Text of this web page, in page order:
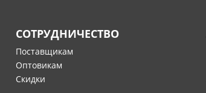
СОТРУДНИЧЕСТВО
Поставщикам
Оптовикам
Скидки